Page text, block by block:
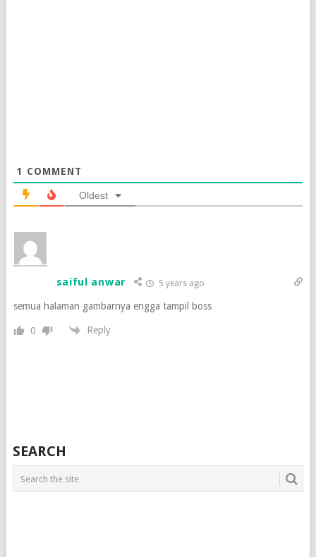
1 COMMENT
Oldest
saiful anwar 5 years ago
semua halaman gambarnya engga tampil boss
0 Reply
SEARCH